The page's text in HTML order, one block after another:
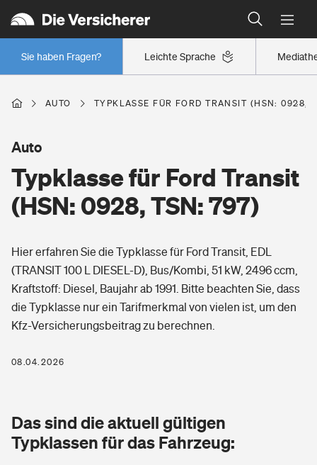
Leichte Sprache
Sie haben Fragen?
Wer versichert was: Jetzt Versicherer finden
Regionalklassen: So ist Ihre Region eingestuft
Wer versichert was: Jetzt Versicherer finden
Berufsunfähigkeitsversicherung
Erwerbsunfähigkeitsversicherung
Grundfähigkeitsversicherung
Arbeitsrechtsschutz
Berufshaftpflichtversicherung
Zur Übersicht
Tools
Wohnen
Elementarversicherung
Glasversicherung
Freizeit
Pri­vate Haft­pflicht­
Kinderunfall­ver­si­che­rung
Gesundheit
Private Krankenversicherung
Dread-Disease-Versicherung
AUTO TYPKLASSE FÜR FORD TRANSIT (HSN: 0928,
Typklasse für Ford Transit
(HSN: 0928, TSN: 797)
Auto
Hier erfahren Sie die Typklasse für Ford Transit, EDL
(TRANSIT 100 L DIESEL-D), Bus/Kombi, 51 kW, 2496 ccm,
Kraftstoff: Diesel, Baujahr ab 1991. Bitte beachten Sie, dass
die Typklasse nur ein Tarifmerkmal von vielen ist, um den
Kfz-Versicherungsbeitrag zu berechnen.
08.04.2026
Das sind die aktuell gültigen
Typklassen für das Fahrzeug: